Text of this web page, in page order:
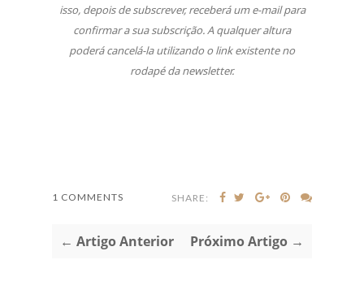
isso, depois de subscrever, receberá um e-mail para
confirmar a sua subscrição.A qualquer altura
poderá cancelá-la utilizando o link existente no
rodapé da newsletter.
1 COMMENTS SHARE:
← Artigo Anterior Próximo Artigo →